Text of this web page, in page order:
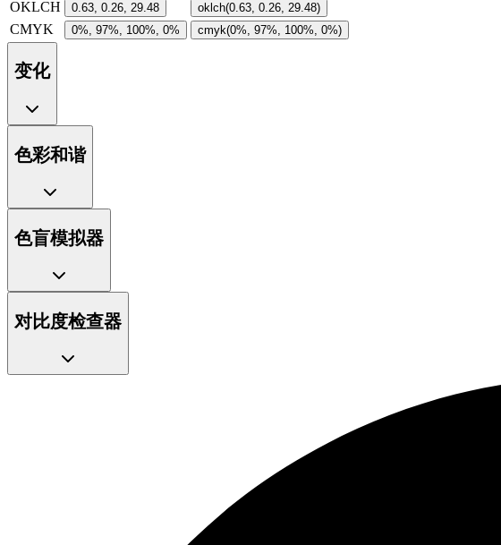
OKLCH 0.63, 0.26, 29.48 oklch(0.63, 0.26, 29.48)
CMYK 0%, 97%, 100%, 0% cmyk(0%, 97%, 100%, 0%)
变化
色彩和谐
色盲模拟器
对比度检查器